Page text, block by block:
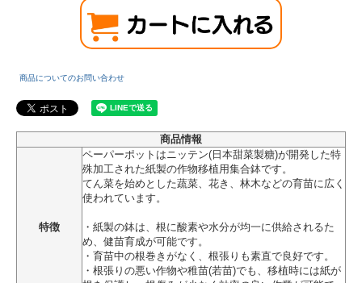
商品についてのお問い合わせ
商品情報
特徴
ペーパーポットはニッテン(日本甜菜製糖)が開発した特
殊加工された紙製の作物移植用集合鉢です。
てん菜を始めとした蔬菜、花き、林木などの育苗に広く
使われています。
・紙製の鉢は、根に酸素や水分が均一に供給されるた
め、健苗育成が可能です。
・育苗中の根巻きがなく、根張りも素直で良好です。
・根張りの悪い作物や稚苗(若苗)でも、移植時には紙が